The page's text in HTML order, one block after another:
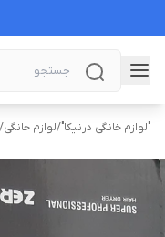
"لوازم خانگی درنیکا"/لوازم خانگی/